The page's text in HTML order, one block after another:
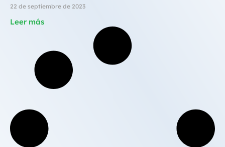
22 de septiembre de 2023
Leer más